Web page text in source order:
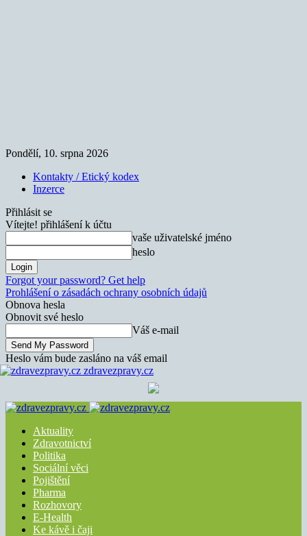
Pondělí, 10. srpna 2026
Kontakty / Etický kodex
Inzerce
Přihlásit se
Vítejte! přihlášení k účtu
vaše uživatelské jméno
heslo
Forgot your password? Get help
Prohlášení o zásadách ochrany osobních údajů
Obnova hesla
Obnovit své heslo
Váš e-mail
Heslo vám bude zasláno na váš email
zdravezpravy.cz
Aktuality
Zdravotnictví
Politika
Sociální věci
Pojištění
Pharma
Rozhovory
E-Health
Ke kávě i čaji